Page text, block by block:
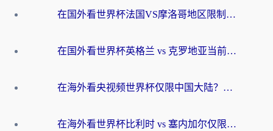
在国外看世界杯法国VS摩洛哥地区限制？这篇指南让你流畅看中文解说无压力
在国外看世界杯英格兰 vs 克罗地亚当前地区不可播放？这篇指南帮你搞定所有海外观赛难题
在海外看央视频世界杯仅限中国大陆？这篇指南帮你解锁中文解说+无卡顿直播
在海外看世界杯比利时 vs 塞内加尔仅限中国大陆？我找到了最流畅的中文解说之路